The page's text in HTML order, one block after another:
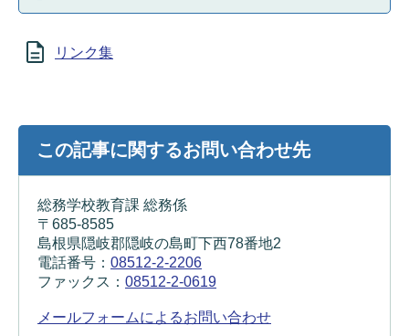
リンク集
この記事に関するお問い合わせ先
総務学校教育課 総務係
〒685-8585
島根県隠岐郡隠岐の島町下西78番地2
電話番号： 08512-2-2206
ファックス： 08512-2-0619
メールフォームによるお問い合わせ